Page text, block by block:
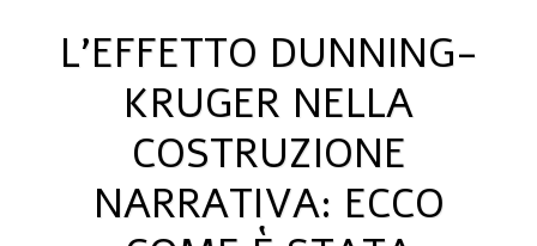
L'EFFETTO DUNNING-
KRUGER NELLA
COSTRUZIONE
NARRATIVA: ECCO